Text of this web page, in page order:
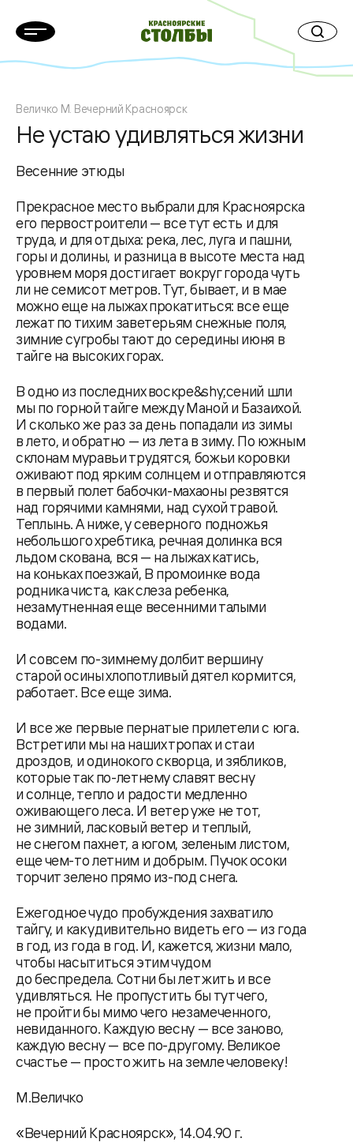
Величко М. Вечерний Красноярск
Не устаю удивляться жизни
Весенние этюды
Прекрасное место выбрали для Красноярска
его первостроители — все тут есть и для
труда, и для отдыха: река, лес, луга и пашни,
горы и долины, и разница в высоте места над
уровнем моря достигает вокруг города чуть
ли не семисот метров. Тут, бывает, и в мае
можно еще на лыжах прокатиться: все еще
лежат по тихим заветерьям снежные поля,
зимние сугробы тают до середины июня в
тайге на высоких горах.
В одно из последних воскре&shy;сений шли
мы по горной тайге между Маной и Базаихой.
И сколько же раз за день попадали из зимы
в лето, и обратно — из лета в зиму. По южным
склонам муравьи трудятся, божьи коровки
оживают под ярким солнцем и отправляются
в первый полет бабочки-махаоны резвятся
над горячими камнями, над сухой травой.
Теплынь. А ниже, у северного подножья
небольшого хребтика, речная долинка вся
льдом скована, вся — на лыжах катись,
на коньках поезжай, В промоинке вода
родника чиста, как слеза ребенка,
незамутненная еще весенними талыми
водами.
И совсем по-зимнему долбит вершину
старой осины хлопотливый дятел кормится,
работает. Все еще зима.
И все же первые пернатые прилетели с юга.
Встретили мы на наших тропах и стаи
дроздов, и одинокого скворца, и зябликов,
которые так по-летнему славят весну
и солнце, тепло и радости медленно
оживающего леса. И ветер уже не тот,
не зимний, ласковый ветер и теплый,
не снегом пахнет, а югом, зеленым листом,
еще чем-то летним и добрым. Пучок осоки
торчит зелено прямо из-под снега.
Ежегодное чудо пробуждения захватило
тайгу, и как удивительно видеть его — из года
в год, из года в год. И, кажется, жизни мало,
чтобы насытиться этим чудом
до беспредела. Сотни бы лет жить и все
удивляться. Не пропустить бы тут чего,
не пройти бы мимо чего незамеченного,
невиданного. Каждую весну — все заново,
каждую весну — все по-другому. Великое
счастье — просто жить на земле человеку!
М.Величко
«Вечерний Красноярск», 14.04.90 г.